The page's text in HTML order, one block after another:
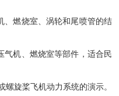
、燃烧室、涡轮和尾喷管的结
气机、燃烧室等部件，适合民
旋桨飞机动力系统的演示。